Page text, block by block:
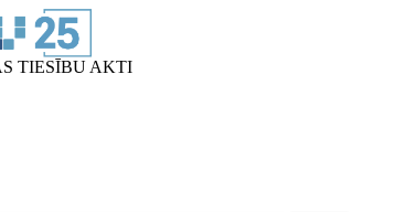
TIESĪBU AKTI